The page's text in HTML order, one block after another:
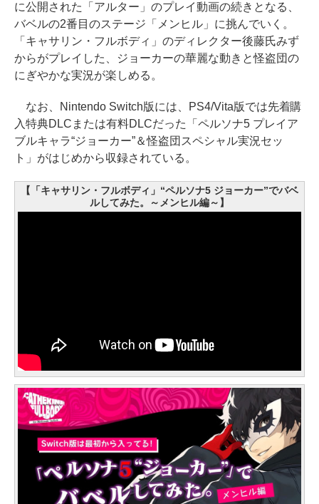
に公開された「アルター」のプレイ動画の続きとなる、
バベルの2番目のステージ「メンヒル」に挑んでいく。
「キャサリン・フルボディ」のディレクター後藤氏みず
からがプレイした、ジョーカーの華麗な動きと怪盗団の
にぎやかな実況が楽しめる。
なお、Nintendo Switch版には、PS4/Vita版では先着購
入特典DLCまたは有料DLCだった「ペルソナ5 プレイア
ブルキャラ“ジョーカー”＆怪盗団スペシャル実況セッ
ト」がはじめから収録されている。
【「キャサリン・フルボディ」“ペルソナ5 ジョーカー”でバベ
ルしてみた。～メンヒル編～】